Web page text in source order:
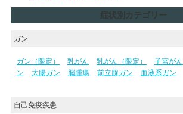
症状別カテゴリー
ガン
ガン（限定） 乳がん 乳がん（限定） 子宮がん
ン
大腸ガン 脳腫瘍 前立腺ガン 血液系ガン
自己免疫疾患